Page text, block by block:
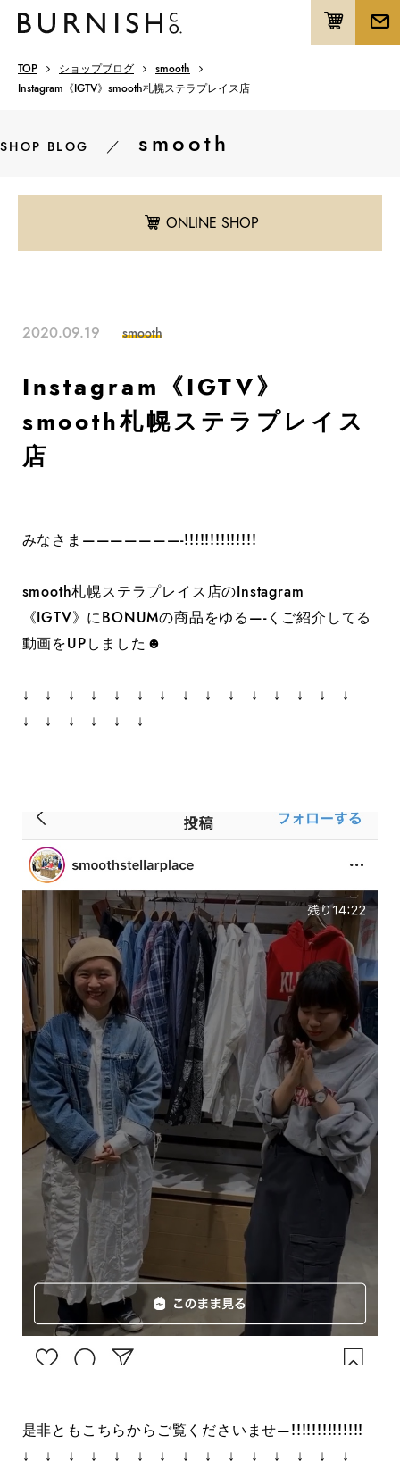
TOP ショップブログ
smooth
Instagram《IGTV》smooth札幌ステラプレイス店
SHOP BLOG ／ smooth
ONLINE SHOP
2020.09.19 smooth
Instagram《IGTV》
smooth札幌ステラプレイス
店
みなさま———————-!!!!!!!!!!!!!!
smooth札幌ステラプレイス店のInstagram
《IGTV》にBONUMの商品をゆる—-くご紹介してる
動画をUPしました☻
↓ ↓ ↓ ↓ ↓ ↓ ↓ ↓ ↓ ↓ ↓ ↓ ↓ ↓ ↓
↓ ↓ ↓ ↓ ↓ ↓
是非ともこちらからご覧くださいませ—!!!!!!!!!!!!!!
↓ ↓ ↓ ↓ ↓ ↓ ↓ ↓ ↓ ↓ ↓ ↓ ↓ ↓ ↓